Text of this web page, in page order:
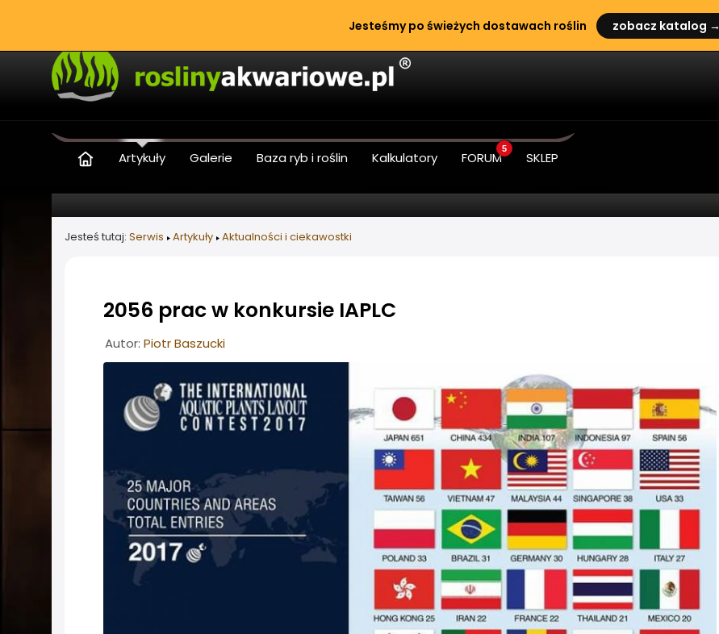
Jesteśmy po świeżych dostawach roślin zobacz katalog →
Artykuły Galerie Baza ryb i roślin Kalkulatory FORUM
5
SKLEP
Jesteś tutaj: Serwis Artykuły Aktualności i ciekawostki
2056 prac w konkursie IAPLC
Informacje o artykule
Autor: Piotr Baszucki